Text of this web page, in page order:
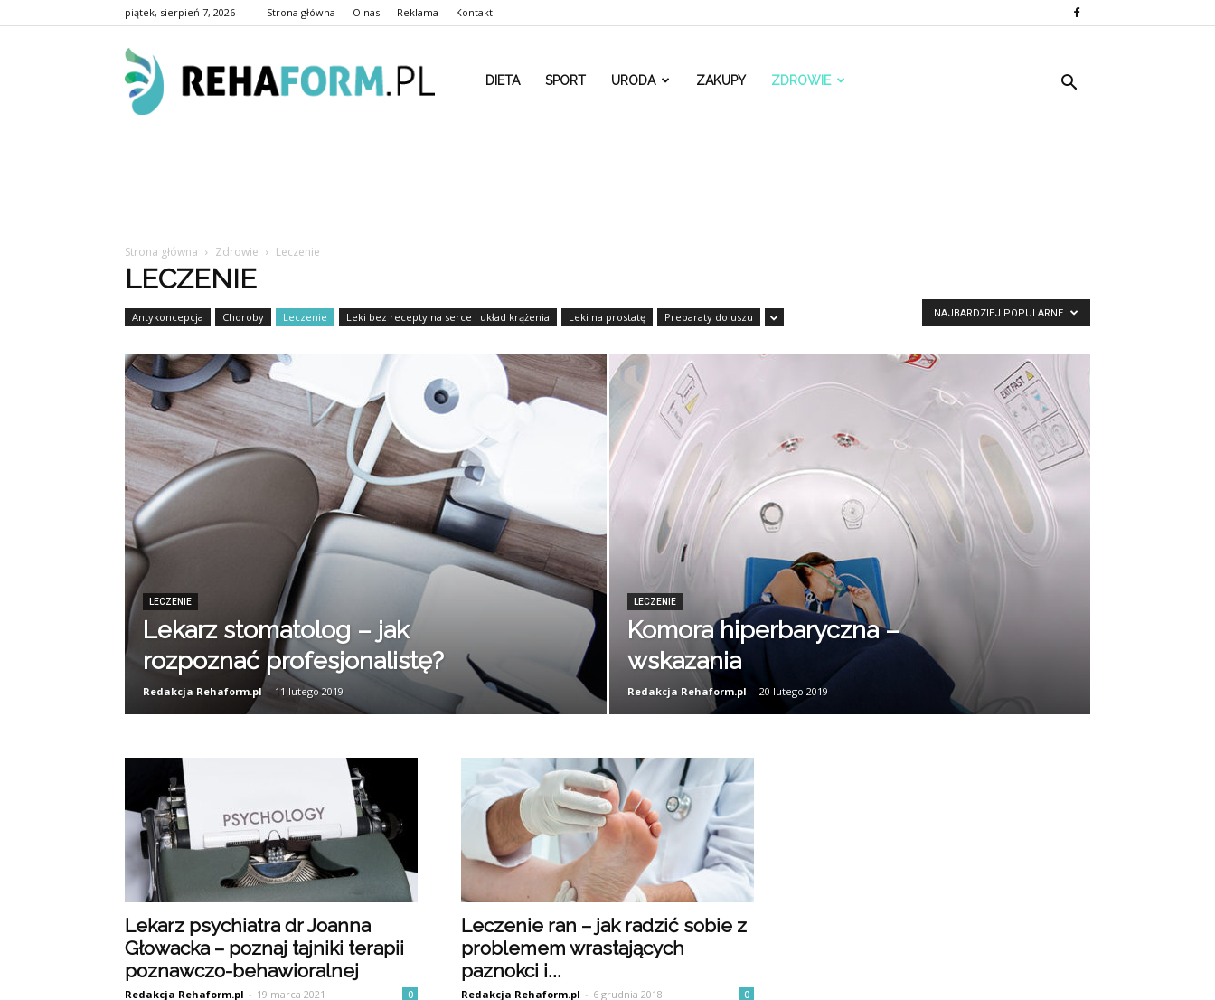
piątek, sierpień 7, 2026 Strona główna O nas Reklama Kontakt
www.rehaform.pl
DIETA SPORT URODA ZAKUPY ZDROWIE
Strona główna Zdrowie Leczenie
LECZENIE
Antykoncepcja Choroby Leczenie Leki bez recepty na serce i układ krążenia Leki na prostatę Preparaty do uszu NAJBARDZIEJ POPULARNE
LECZENIE
Lekarz stomatolog – jak
rozpoznać profesjonalistę?
Redakcja Rehaform.pl - 11 lutego 2019
LECZENIE
Komora hiperbaryczna –
wskazania
Redakcja Rehaform.pl - 20 lutego 2019
Lekarz psychiatra dr Joanna
Głowacka – poznaj tajniki terapii
poznawczo-behawioralnej
Redakcja Rehaform.pl - 19 marca 2021 0
Leczenie ran – jak radzić sobie z
problemem wrastających
paznokci i...
Redakcja Rehaform.pl - 6 grudnia 2018 0